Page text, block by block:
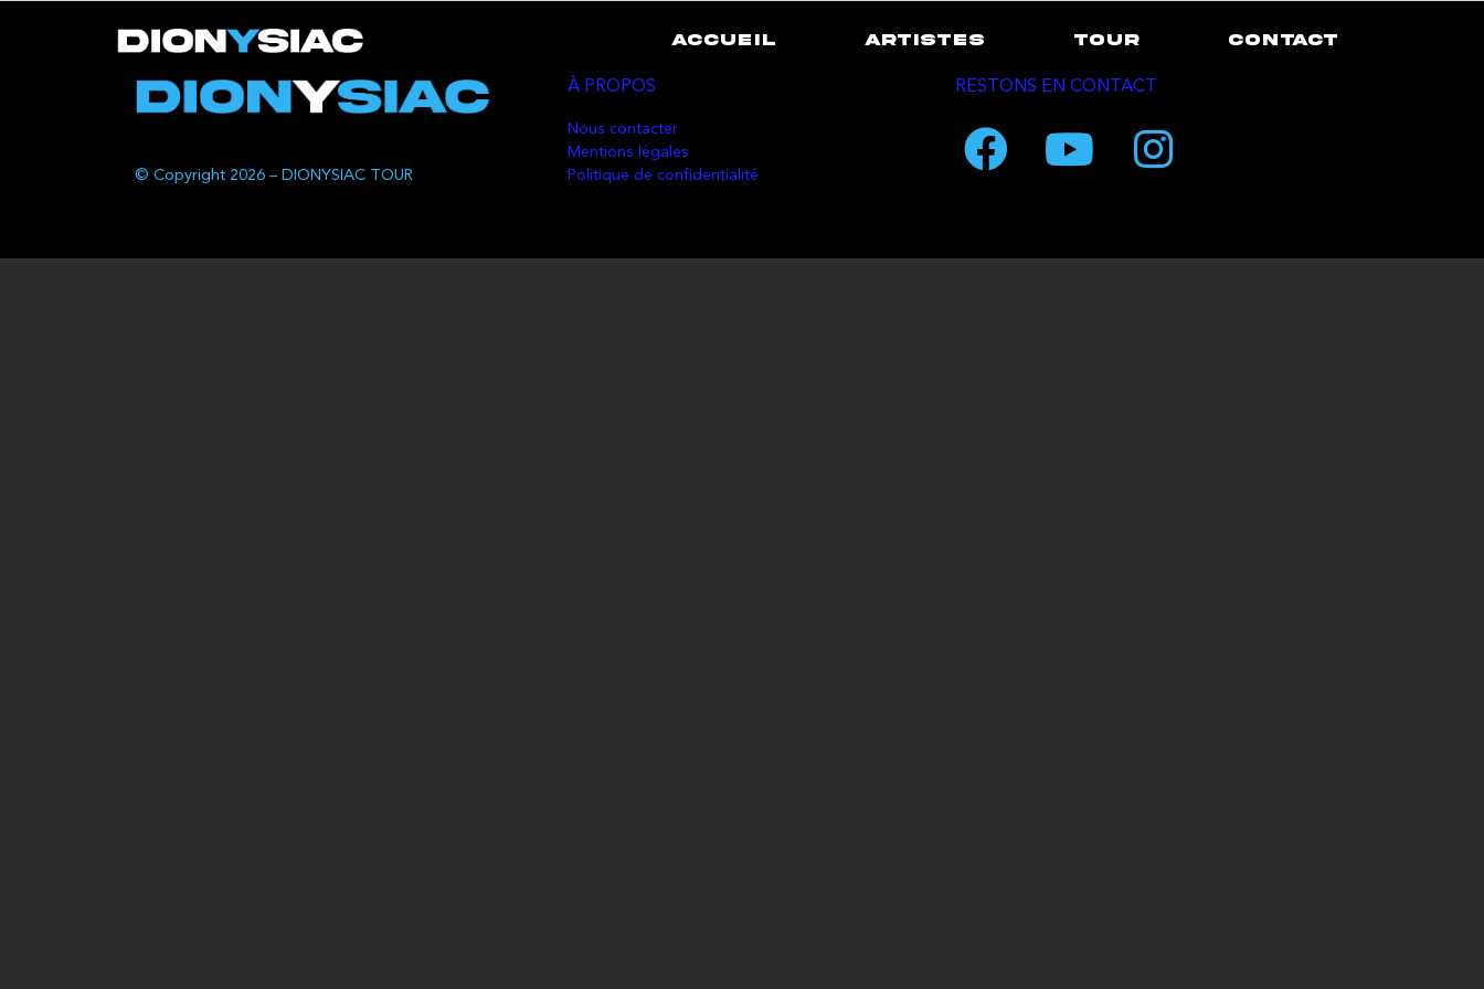
ACCUEIL ARTISTES TOUR CONTACT
© Copyright 2026 – DIONYSIAC TOUR
À PROPOS
Nous contacter
Mentions légales
Politique de confidentialité
RESTONS EN CONTACT